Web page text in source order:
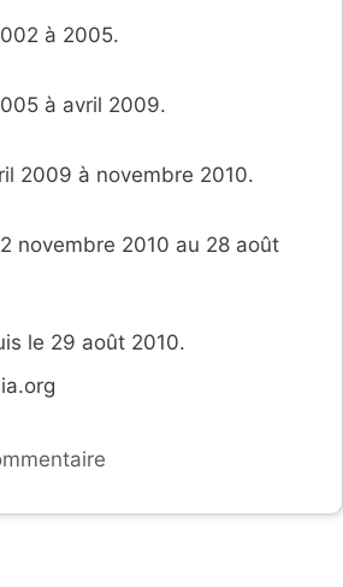
à 2005.
à avril 2009.
2009 à novembre 2010.
novembre 2010 au 28 août
le 29 août 2010.